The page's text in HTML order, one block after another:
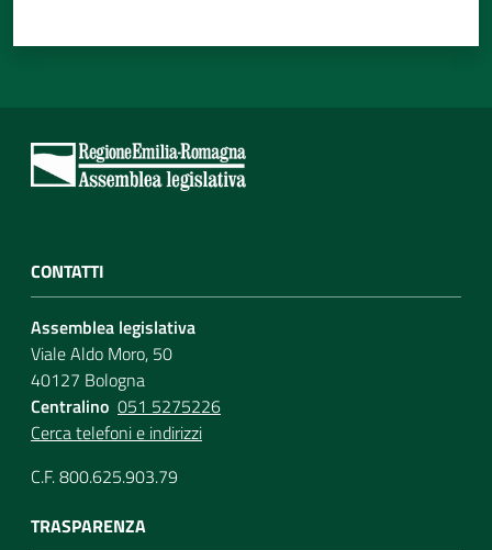
CONTATTI
Assemblea legislativa
Viale Aldo Moro, 50
40127 Bologna
Centralino 051 5275226
Cerca telefoni e indirizzi
C.F. 800.625.903.79
TRASPARENZA